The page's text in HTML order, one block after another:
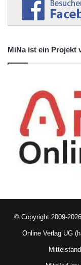
MiNa ist ein Projekt
© Copyright 2009-
Online Verlag UG